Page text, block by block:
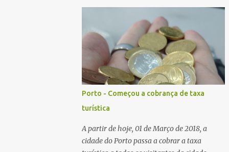
Porto - Começou a cobrança de taxa
turística
A partir de hoje, 01 de Março de 2018, a
cidade do Porto passa a cobrar a taxa